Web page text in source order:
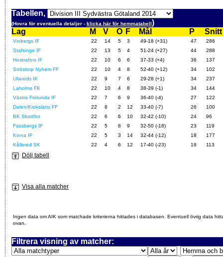
Tabellen,
(Hovra för eventuella detaljer - klicka här för hemmatabell)
Lag
M V O F Mål P Snitt
Vinbergs IF 22 14 5 3 49-18 (+31) 47
286
Stafsinge IF
22 13 5 4 51-24 (+27) 44
288
Hestrafors IF
22 10 6 6 37-33 (+4) 36
137
Snöstorp Nyhem FF
22 10 4 8 52-40 (+12) 34
102
Ullareds IK
22 9 7 6 29-28 (+1) 34
237
Laholms FK
22 10 4 8 38-39 (-1) 34
144
Västra Frölunda IF
22 7 6 9 36-40 (-4) 27
122
Dalen/Krokslätts FF
22 8 2 12 33-40 (-7) 26
100
BK Skottfint
22 6 6 10 32-42 (-10) 24
96
Fässbergs IF
22 5 8 9 32-50 (-18) 23
119
Kinna IF
22 5 3 14 32-44 (-12) 18
177
Kållered SK
22 4 6 12 17-40 (-23) 18 113
Dölj tabell
Visa alla matcher
Ingen data om AIK som matchade kriterierna hittades i databasen. Eventuell övrig data
ovan.
Filtrera visning av matcher: